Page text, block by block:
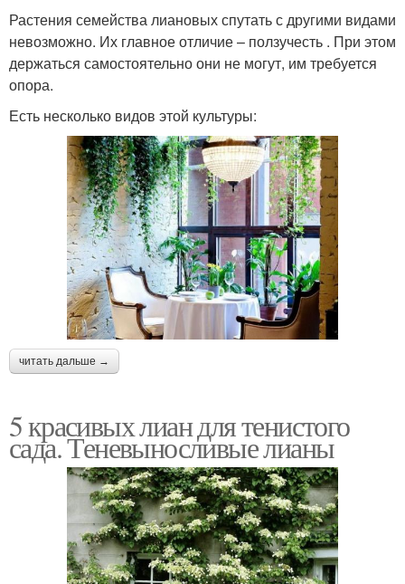
Растения семейства лиановых спутать с другими видами
невозможно. Их главное отличие – ползучесть . При этом
держаться самостоятельно они не могут, им требуется
опора.
Есть несколько видов этой культуры:
читать дальше →
5 красивых лиан для тенистого
сада. Теневыносливые лианы